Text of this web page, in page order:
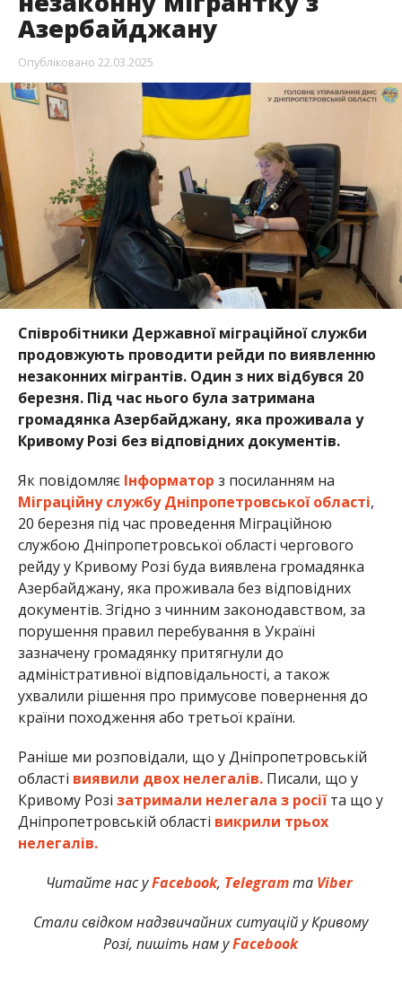
Азербайджану
Опубліковано 22.03.2025
Співробітники Державної міграційної служби
продовжують проводити рейди по виявленню
незаконних мігрантів. Один з них відбувся 20
березня. Під час нього була затримана
громадянка Азербайджану, яка проживала у
Кривому Розі без відповідних документів.
Як повідомляєІнформатор з посиланням на
Міграційну службу Дніпропетровської області,
20 березня під час проведення Міграційною
службою Дніпропетровської області чергового
рейду у Кривому Розі буда виявлена громадянка
Азербайджану, яка проживала без відповідних
документів. Згідно з чинним законодавством, за
порушення правил перебування в Україні
зазначену громадянку притягнули до
адміністративної відповідальності, а також
ухвалили рішення про примусове повернення до
країни походження або третьої країни.
Раніше ми розповідали, що у Дніпропетровській
області виявили двох нелегалів.Писали, що у
Кривому Розі затримали нелегала з росіїта що у
Дніпропетровській області викрили трьох
нелегалів.
Читайте нас уFacebook, Telegramта Viber
Стали свідком надзвичайних ситуацій у Кривому
Розі, пишіть нам уFacebook